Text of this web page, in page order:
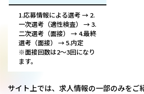
1.応募情報による選考 → 2.
一次選考（適性検査） → 3.
二次選考（面接） → 4.最終
選考（面接） → 5.内定
※面接回数は2～3回になり
ます。
サイト上では、求人情報の一部のみをご